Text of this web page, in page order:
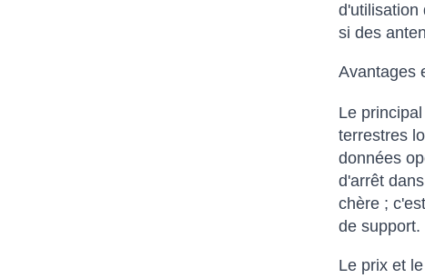
d'utilisation
si des
Avantages
Le
terrestres
données
d'arrêt
chère ;
de support.
Le prix et